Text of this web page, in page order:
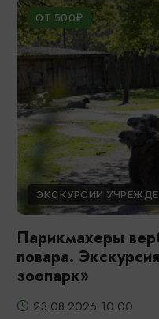
ОТ 500₽
ЭКСКУРСИИ
Парикмахеры
повара.
зоопарк»
23.08.2026 10:00